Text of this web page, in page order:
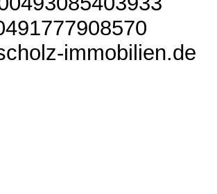
immobilien.de